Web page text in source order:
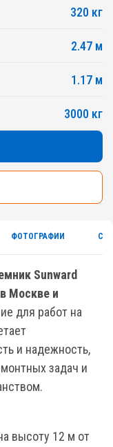
320 кг
2.47 м
1.17 м
3000 кг
ФОТОГРАФИИ
Sunward
Москве и
для работ на
и надежность,
задач и
высоту 12 м от